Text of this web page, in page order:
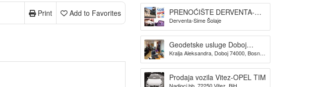
Add to Favorites
Print
PRENOĆIŠTE DERVENTA-
Pansion Šljuka
Derventa-Sime Šolaje
Geodetske usluge Doboj
GEOKONIKA
Kralja Aleksandra, Doboj 74000, Bosna i
Prodaja vozila Vitez-OPEL TIM